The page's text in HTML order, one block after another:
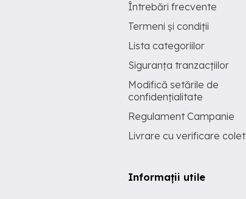
Întrebări frecvente
Termeni și condiții
Lista categoriilor
Siguranța tranzacțiilor
Modifică setările de
confidențialitate
Regulament Campanie
Livrare cu verificare colet
Informații utile